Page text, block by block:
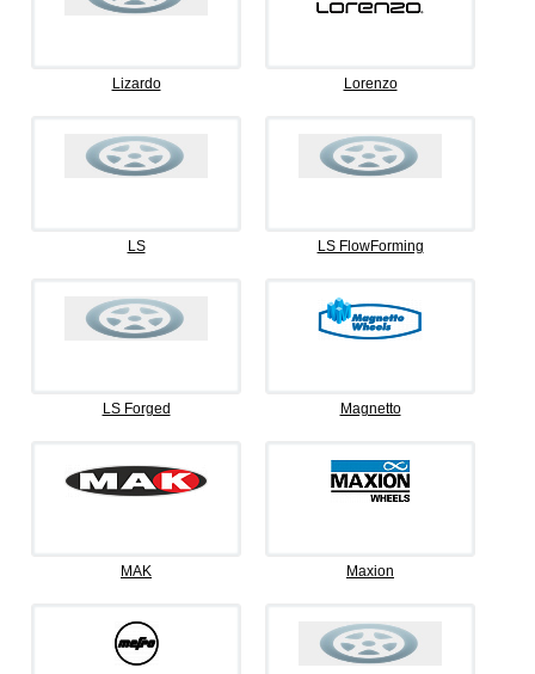
Lizardo Lorenzo
LS LS FlowForming
LS Forged Magnetto
MAK Maxion